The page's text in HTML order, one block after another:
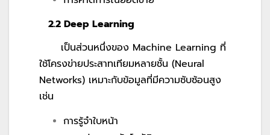
2.2 Deep Learning
เป็นส่วนหนึ่งของ Machine Learning ที่
ใช้โครงข่ายประสาทเทียมหลายชั้น (Neural
Networks) เหมาะกับข้อมูลที่มีความซับซ้อนสูง
เช่น
การรู้จำใบหน้า